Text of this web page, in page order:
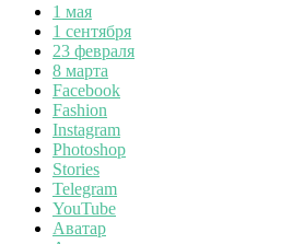
1 мая
1 сентября
23 февраля
8 марта
Facebook
Fashion
Instagram
Photoshop
Stories
Telegram
YouTube
Аватар